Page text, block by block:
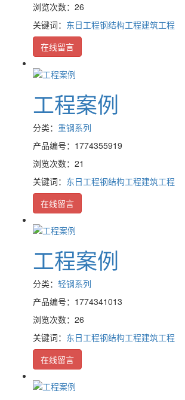
浏览次数：26
关键词： 东日工程钢结构工程建筑工程
在线留言
工程案例
分类： 重钢系列
产品编号：1774355919
浏览次数：21
关键词： 东日工程钢结构工程建筑工程
在线留言
工程案例
分类： 轻钢系列
产品编号：1774341013
浏览次数：26
关键词： 东日工程钢结构工程建筑工程
在线留言